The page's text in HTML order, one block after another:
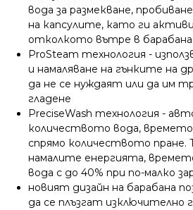
вода за размекване,
на капсулите, като ги
отколкото вътре в барабана
ProSteam технология -
и намаляване на гънките на
да не се нуждаят или да им
гладене
PreciseWash технология -
количеството вода, времето
спрямо количеството пране.
намалите енергията,
вода с до 40% при по-малко
новият дизайн на барабана
да се плъзгат изключително